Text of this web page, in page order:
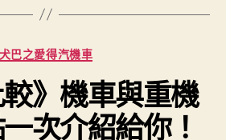
分
類
犬巴之愛得汽機車
較》機車與重機
次介紹給你！